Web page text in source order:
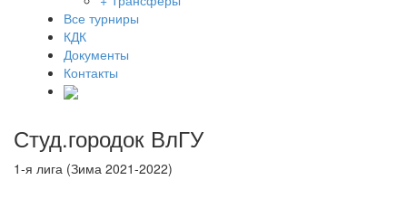
Все турниры
КДК
Документы
Контакты
Студ.городок ВлГУ
1-я лига (Зима 2021-2022)